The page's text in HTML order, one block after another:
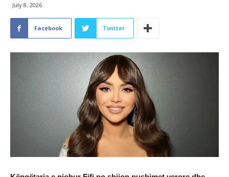
July 8, 2026
Facebook Twitter